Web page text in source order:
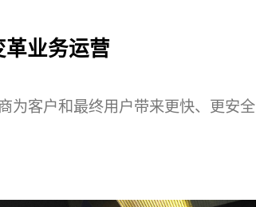
业务运营
为客户和最终用户带来更快、更安全